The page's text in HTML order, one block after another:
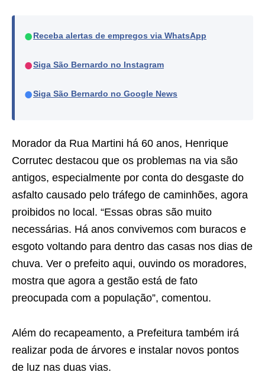
● Receba alertas de empregos via WhatsApp
●Siga São Bernardo no Instagram
●Siga São Bernardo no Google News
Morador da Rua Martini há 60 anos, Henrique
Corrutec destacou que os problemas na via são
antigos, especialmente por conta do desgaste do
asfalto causado pelo tráfego de caminhões, agora
proibidos no local. “Essas obras são muito
necessárias. Há anos convivemos com buracos e
esgoto voltando para dentro das casas nos dias de
chuva. Ver o prefeito aqui, ouvindo os moradores,
mostra que agora a gestão está de fato
preocupada com a população”, comentou.
Além do recapeamento, a Prefeitura também irá
realizar poda de árvores e instalar novos pontos
de luz nas duas vias.